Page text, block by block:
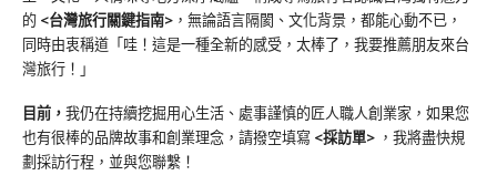
的 <台灣旅行關鍵指南> ，無論語言隔閡、文化背景，都能心動不已，
同時由衷稱道「哇！這是一種全新的感受，太棒了，我要推薦朋友來台
灣旅行！」
目前， 我仍在持續挖掘用心生活、處事謹慎的匠人職人創業家，如果您
也有很棒的品牌故事和創業理念，請撥空填寫 <採訪單> ，我將盡快規
劃採訪行程，並與您聯繫！